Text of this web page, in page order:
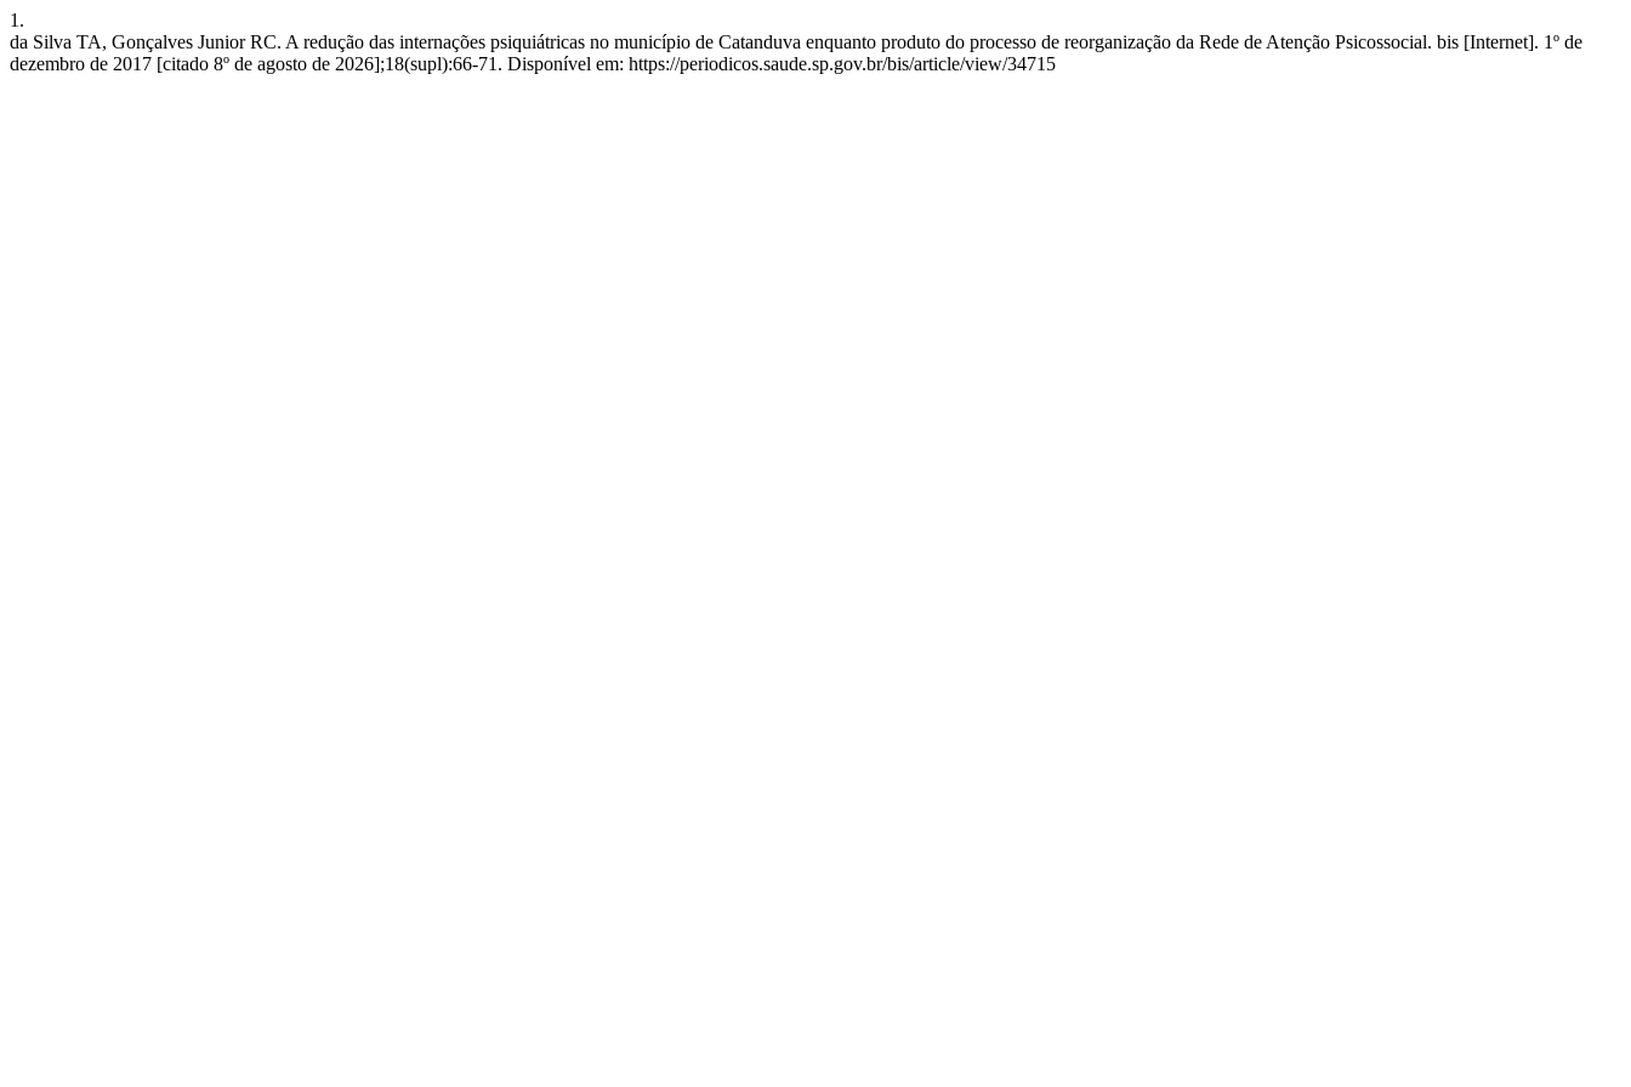
1.
da Silva TA, Gonçalves Junior RC. A redução das internações psiquiátricas no município de Catanduva enquanto produto do processo de reorganização da Rede de Atenção Psicossocial. bis [Internet]. 1º de
dezembro de 2017 [citado 8º de agosto de 2026];18(supl):66-71. Disponível em: https://periodicos.saude.sp.gov.br/bis/article/view/34715